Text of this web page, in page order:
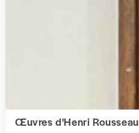
Œuvres d'Henri Rousseau